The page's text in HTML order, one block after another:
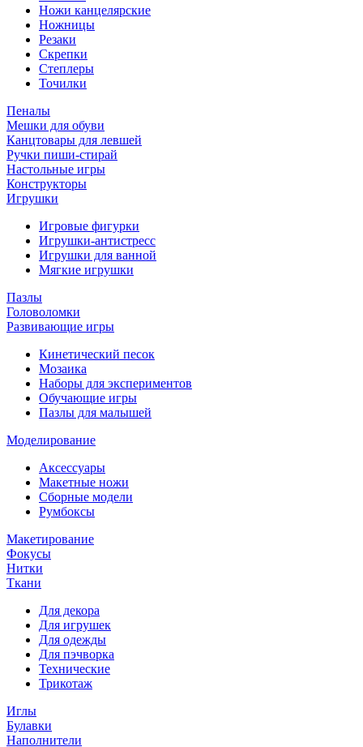
Ножи канцелярские
Ножницы
Резаки
Скрепки
Степлеры
Точилки
Пеналы
Мешки для обуви
Канцтовары для левшей
Ручки пиши-стирай
Настольные игры
Конструкторы
Игрушки
Игровые фигурки
Игрушки-антистресс
Игрушки для ванной
Мягкие игрушки
Пазлы
Головоломки
Развивающие игры
Кинетический песок
Мозаика
Наборы для экспериментов
Обучающие игры
Пазлы для малышей
Моделирование
Аксессуары
Макетные ножи
Сборные модели
Румбоксы
Макетирование
Фокусы
Нитки
Ткани
Для декора
Для игрушек
Для одежды
Для пэчворка
Технические
Трикотаж
Иглы
Булавки
Наполнители